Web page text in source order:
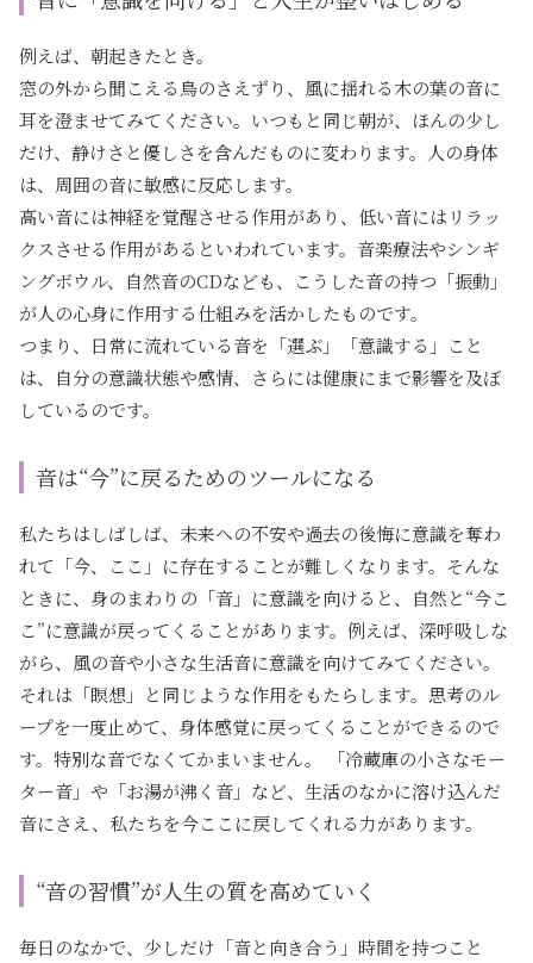
例えば、朝起きたとき。
窓の外から聞こえる鳥のさえずり、風に揺れる木の葉の音に
耳を澄ませてみてください。いつもと同じ朝が、ほんの少し
だけ、静けさと優しさを含んだものに変わります。人の身体
は、周囲の音に敏感に反応します。
高い音には神経を覚醒させる作用があり、低い音にはリラッ
クスさせる作用があるといわれています。音楽療法やシンギ
ングボウル、自然音のCDなども、こうした音の持つ「振動」
が人の心身に作用する仕組みを活かしたものです。
つまり、日常に流れている音を「選ぶ」「意識する」こと
は、自分の意識状態や感情、さらには健康にまで影響を及ぼ
しているのです。
音は“今”に戻るためのツールになる
私たちはしばしば、未来への不安や過去の後悔に意識を奪わ
れて「今、ここ」に存在することが難しくなります。そんな
ときに、身のまわりの「音」に意識を向けると、自然と“今こ
こ”に意識が戻ってくることがあります。例えば、深呼吸しな
がら、風の音や小さな生活音に意識を向けてみてください。
それは「瞑想」と同じような作用をもたらします。思考のル
ープを一度止めて、身体感覚に戻ってくることができるので
す。特別な音でなくてかまいません。 「冷蔵庫の小さなモー
ター音」や「お湯が沸く音」など、生活のなかに溶け込んだ
音にさえ、私たちを今ここに戻してくれる力があります。
“音の習慣”が人生の質を高めていく
毎日のなかで、少しだけ「音と向き合う」時間を持つこと